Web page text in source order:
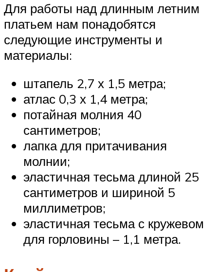
Для работы над длинным летним
платьем нам понадобятся
следующие инструменты и
материалы:
штапель 2,7 х 1,5 метра;
атлас 0,3 х 1,4 метра;
потайная молния 40
сантиметров;
лапка для притачивания
молнии;
эластичная тесьма длиной 25
сантиметров и шириной 5
миллиметров;
эластичная тесьма с кружевом
для горловины – 1,1 метра.